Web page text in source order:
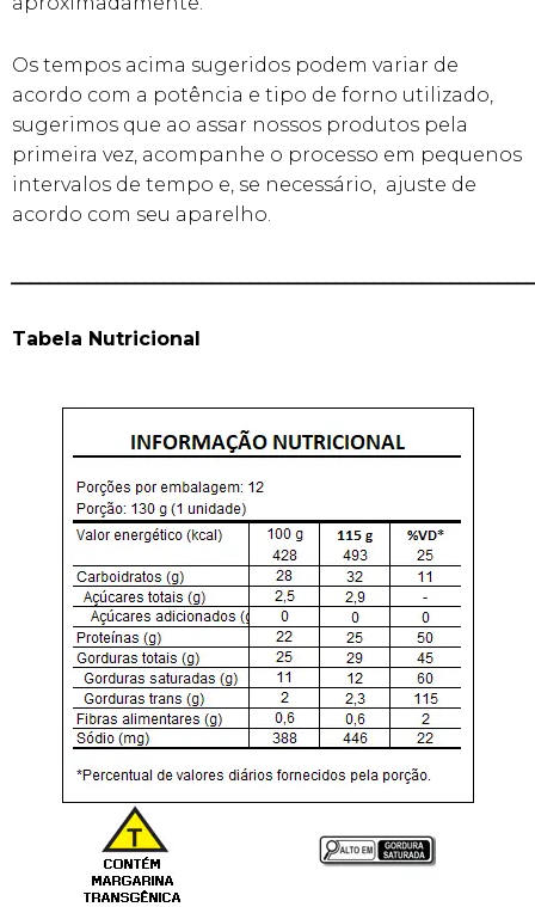
Os tempos acima sugeridos podem variar de
acordo com a potência e tipo de forno utilizado,
sugerimos que ao assar nossos produtos pela
primeira vez, acompanhe o processo em pequenos
intervalos de tempo e, se necessário, ajuste de
acordo com seu aparelho.
Tabela Nutricional